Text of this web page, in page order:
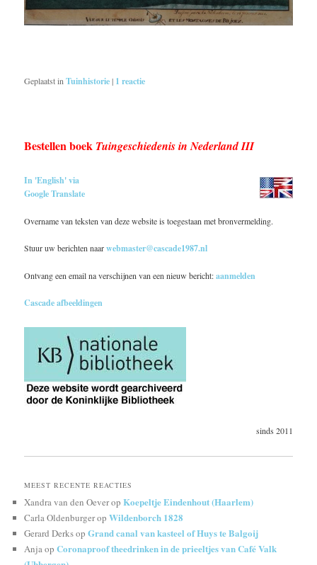
Geplaatst inTuinhistorie| 1 reactie
Bestellen boek Tuingeschiedenis in Nederland III
In 'English' via
Google Translate
Overname van teksten van deze website is toegestaan met bronvermelding.
Stuur uw berichten naarwebmaster@cascade1987.nl
Ontvang een email na verschijnen van een nieuw bericht:aanmelden
Cascade afbeeldingen
sinds 2011
MEEST RECENTE REACTIES
Xandra van den OeveropKoepeltje Eindenhout (Haarlem)
Carla OldenburgeropWildenborch 1828
Gerard DerksopGrand canal van kasteel of Huys te Balgoij
AnjaopCoronaproof theedrinken in de prieeltjes van Café Valk